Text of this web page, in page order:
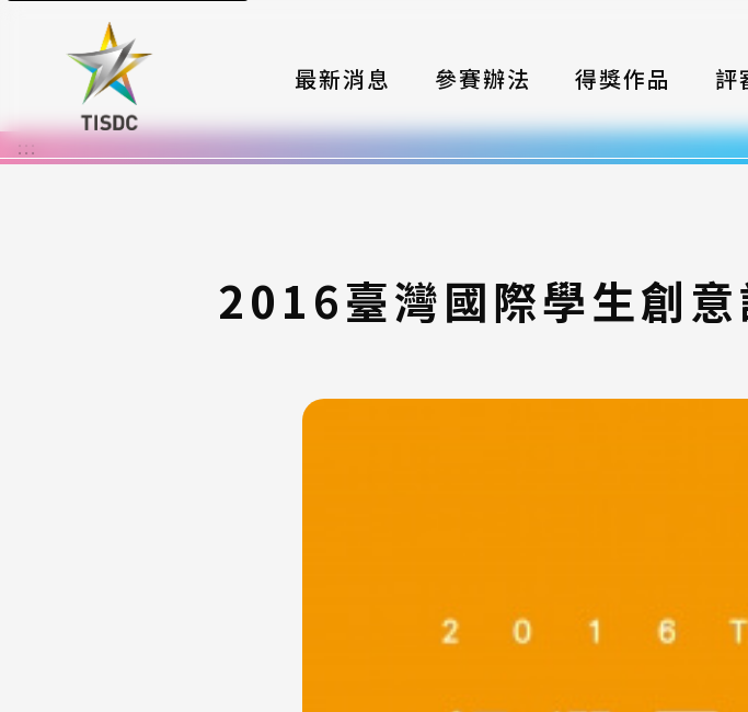
最新消息 參賽辦法
大賽組織
報名格式
簡章與年鑑
得獎作品 評
:::
2016臺灣國際學生創